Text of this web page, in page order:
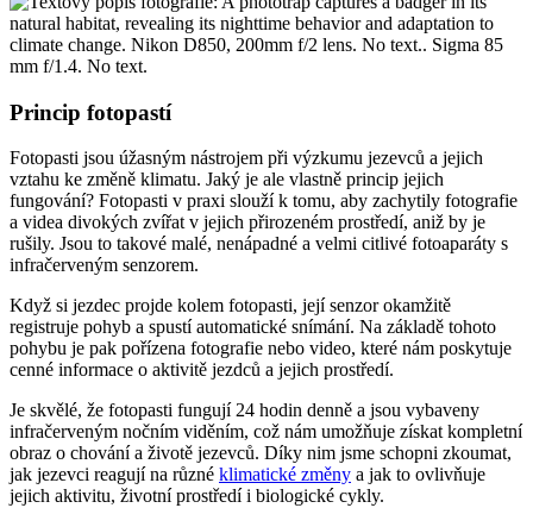
Princip fotopastí
Fotopasti jsou úžasným nástrojem při výzkumu jezevců a jejich
vztahu ke změně klimatu. Jaký je ale vlastně princip jejich
fungování? Fotopasti v praxi slouží k tomu, aby zachytily fotografie
a videa divokých zvířat v jejich přirozeném prostředí, aniž by je
rušily. Jsou to takové malé, nenápadné a velmi citlivé fotoaparáty s
infračerveným senzorem.
Když si jezdec projde kolem fotopasti, její senzor okamžitě
registruje pohyb a spustí automatické snímání. Na základě tohoto
pohybu je pak pořízena fotografie nebo video, které nám poskytuje
cenné informace o aktivitě jezdců a jejich prostředí.
Je skvělé, že fotopasti fungují 24 hodin denně a jsou vybaveny
infračerveným nočním viděním, což nám umožňuje získat kompletní
obraz o chování a životě jezevců. Díky nim jsme schopni zkoumat,
jak jezevci reagují na různé klimatické změny a jak to ovlivňuje
jejich aktivitu, životní prostředí i biologické cykly.